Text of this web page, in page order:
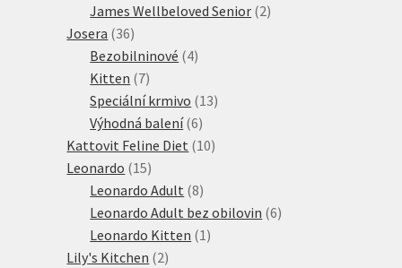
produkt
James Wellbeloved Senior 22
Josera 3636
produktů
Bezobilninové 44
Kitten 77
produktů
Speciální krmivo 1313
Výhodná balení 66
produktů
Kattovit Feline Diet 1010
Leonardo 1515
produktů
Leonardo Adult 88
produktů
Leonardo Adult bez obilovin 66
Leonardo Kitten 1 1
Lily's Kitchen 22